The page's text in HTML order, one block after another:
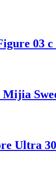
Ultra